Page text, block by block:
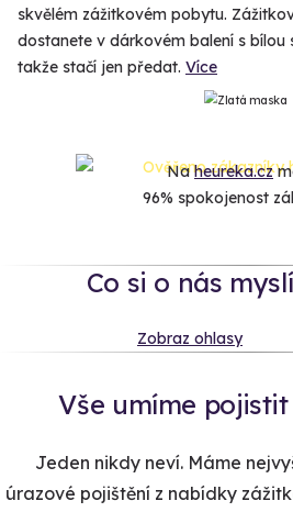
skvělém zážitkovém pobytu.
dostanete v dárkovém balení s bílou
takže stačí jen předat. Více
Naheureka.cz
96% spokojenost
Co si o nás myslí
Zobraz ohlasy
Vše umíme pojistit
Jeden nikdy neví. Máme
úrazové pojištění z nabídky